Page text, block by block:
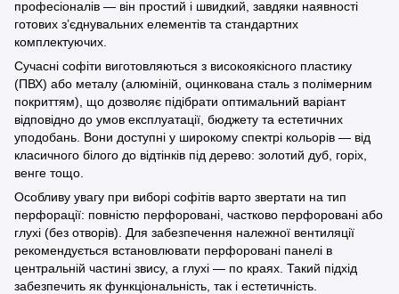
професіоналів — він простий і швидкий, завдяки наявності
готових з’єднувальних елементів та стандартних
комплектуючих.
Сучасні софіти виготовляються з високоякісного пластику
(ПВХ) або металу (алюміній, оцинкована сталь з полімерним
покриттям), що дозволяє підібрати оптимальний варіант
відповідно до умов експлуатації, бюджету та естетичних
уподобань. Вони доступні у широкому спектрі кольорів — від
класичного білого до відтінків під дерево: золотий дуб, горіх,
венге тощо.
Особливу увагу при виборі софітів варто звертати на тип
перфорації: повністю перфоровані, частково перфоровані або
глухі (без отворів). Для забезпечення належної вентиляції
рекомендується встановлювати перфоровані панелі в
центральній частині звису, а глухі — по краях. Такий підхід
забезпечить як функціональність, так і естетичність.